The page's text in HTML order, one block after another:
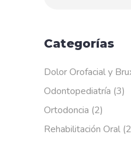
Categorías
Dolor Orofacial y
Odontopediatría (3)
Ortodoncia (2)
Rehabilitación Oral